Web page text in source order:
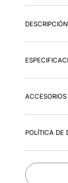
DESCRIPCIÓN
POLÍTICA DE